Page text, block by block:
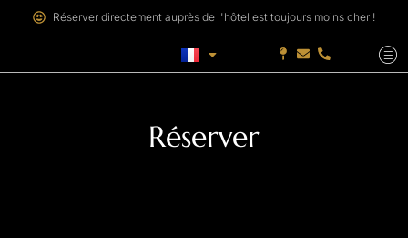
Réserver directement auprès de l'hôtel est toujours moins cher !
Réserver